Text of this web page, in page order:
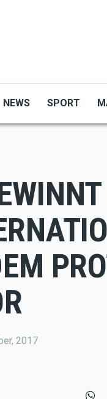
NEWS SPORT
2017